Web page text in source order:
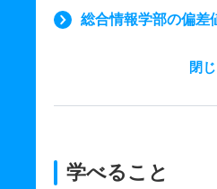
総合情報学部の偏差
閉
学べること